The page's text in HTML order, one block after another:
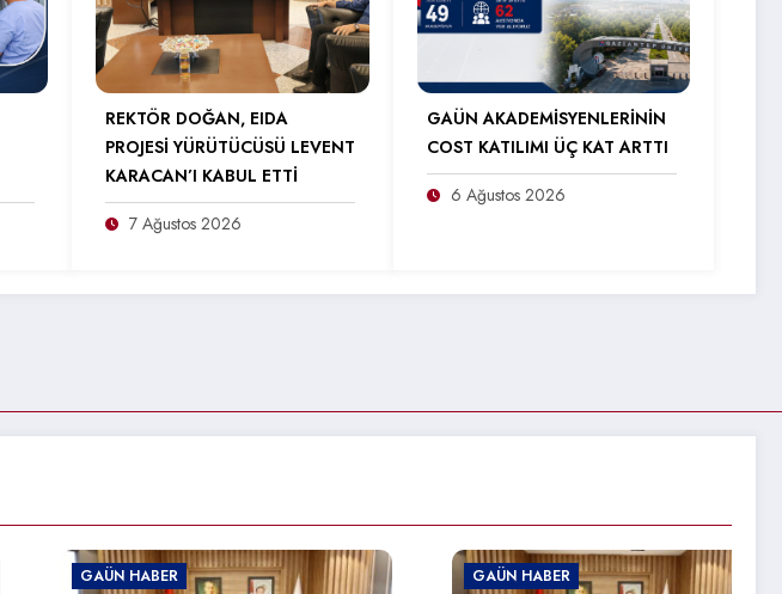
REKTÖR DOĞAN, EIDA
PROJESİ YÜRÜTÜCÜSÜ LEVENT
KARACAN’I KABUL ETTİ
7 Ağustos 2026
GAÜN AKADEMİSYENLERİNİN
COST KATILIMI ÜÇ KAT ARTTI
6 Ağustos 2026
GAÜN HABER GAÜN HABER